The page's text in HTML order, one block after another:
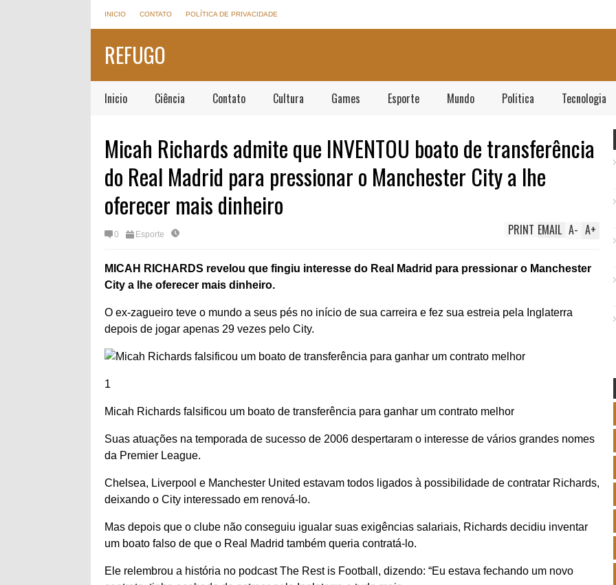
INICIO CONTATO POLÍTICA DE PRIVACIDADE
REFUGO
Inicio Ciência Contato Cultura Games Esporte Mundo Politica Tecnologia
Micah Richards admite que INVENTOU boato de transferência
do Real Madrid para pressionar o Manchester City a lhe
oferecer mais dinheiro
0 Esporte A+
A-
EMAIL
PRINT
MICAH RICHARDS revelou que fingiu interesse do Real Madrid para pressionar o Manchester
City a lhe oferecer mais dinheiro.
O ex-zagueiro teve o mundo a seus pés no início de sua carreira e fez sua estreia pela Inglaterra
depois de jogar apenas 29 vezes pelo City.
1
Micah Richards falsificou um boato de transferência para ganhar um contrato melhor
Suas atuações na temporada de sucesso de 2006 despertaram o interesse de vários grandes nomes
da Premier League.
Chelsea, Liverpool e Manchester United estavam todos ligados à possibilidade de contratar Richards,
deixando o City interessado em renová-lo.
Mas depois que o clube não conseguiu igualar suas exigências salariais, Richards decidiu inventar
um boato falso de que o Real Madrid também queria contratá-lo.
Ele relembrou a história no podcast The Rest is Football, dizendo: “Eu estava fechando um novo